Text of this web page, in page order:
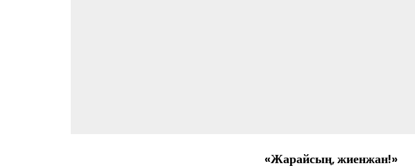
«Жарайсың, жиенжан!»